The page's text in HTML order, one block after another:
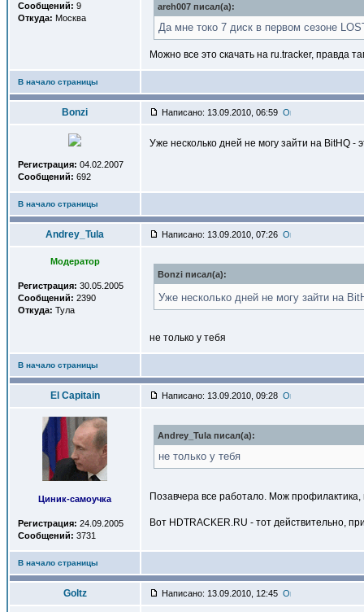
Сообщений: 9
Откуда: Москва
areh007 писал(a):
Да мне токо 7 диск в первом сезоне
Можно все это скачать на ru.traсker, правда
В начало страницы
Bonzi Написано: 13.09.2010, 06:59
Регистрация: 04.02.2007
Сообщений: 692
Уже несколько дней не могу зайти на BitHQ -
В начало страницы
Andrey_Tula Написано: 13.09.2010, 07:26
Модератор
Регистрация: 30.05.2005
Сообщений: 2390
Откуда: Тула
Bonzi писал(a):
Уже несколько дней не могу зайти на
не только у тебя
В начало страницы
El Capitain Написано: 13.09.2010, 09:28
Циник-самоучка
Регистрация: 24.09.2005
Сообщений: 3731
Andrey_Tula писал(a):
не только у тебя
Позавчера все работало. Мож профилактика,
Вот HDTRACKER.RU - тот действительно,
В начало страницы
Goltz Написано: 13.09.2010, 12:45